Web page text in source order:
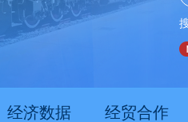
优向好发展 甘肃上半年新质生产力发
经济数据 经贸合作